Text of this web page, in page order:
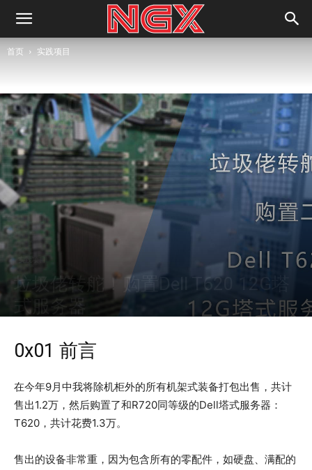
首页 实践项目
实践项目
垃圾佬转舵！购置Dell T620 12G塔
式服务器
0x01 前言
在今年9月中我将除机柜外的所有机架式装备打包出售，共计
售出1.2万，然后购置了和R720同等级的Dell塔式服务器：
T620，共计花费1.3万。
售出的设备非常重，因为包含所有的零配件，如硬盘、满配的